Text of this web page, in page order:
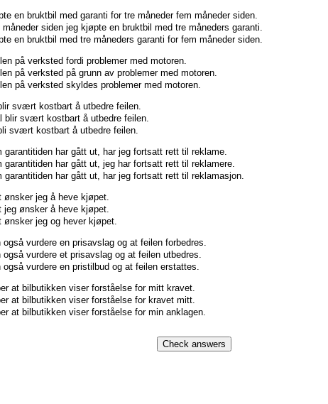
en bruktbil med garanti for tre måneder fem måneder siden.
måneder siden jeg kjøpte en bruktbil med tre måneders garanti.
en bruktbil med tre måneders garanti for fem måneder siden.
på verksted fordi problemer med motoren.
på verksted på grunn av problemer med motoren.
på verksted skyldes problemer med motoren.
svært kostbart å utbedre feilen.
blir svært kostbart å utbedre feilen.
svært kostbart å utbedre feilen.
garantitiden har gått ut, har jeg fortsatt rett til reklame.
garantitiden har gått ut, jeg har fortsatt rett til reklamere.
garantitiden har gått ut, har jeg fortsatt rett til reklamasjon.
ønsker jeg å heve kjøpet.
jeg ønsker å heve kjøpet.
ønsker jeg og hever kjøpet.
også vurdere en prisavslag og at feilen forbedres.
også vurdere et prisavslag og at feilen utbedres.
også vurdere en pristilbud og at feilen erstattes.
at bilbutikken viser forståelse for mitt kravet.
at bilbutikken viser forståelse for kravet mitt.
at bilbutikken viser forståelse for min anklagen.
Check answers